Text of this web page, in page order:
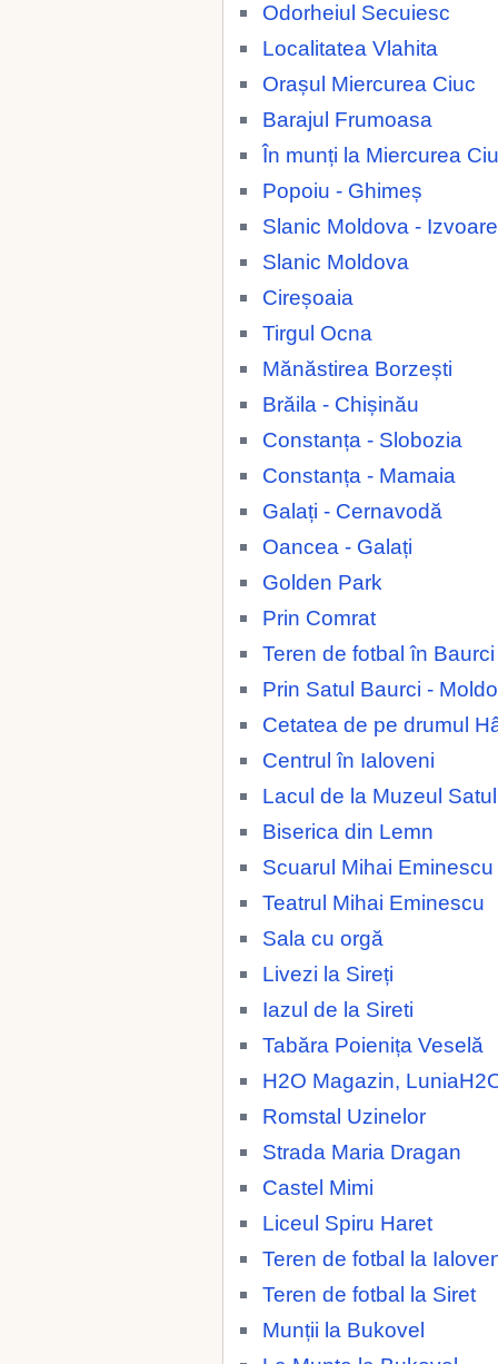
Odorheiul Secuiesc
Localitatea Vlahita
Orașul Miercurea Ciuc
Barajul Frumoasa
În munți la Miercurea
Popoiu - Ghimeș
Slanic Moldova - Izvoare
Slanic Moldova
Cireșoaia
Tirgul Ocna
Mănăstirea Borzești
Brăila - Chișinău
Constanța - Slobozia
Constanța - Mamaia
Galați - Cernavodă
Oancea - Galați
Golden Park
Prin Comrat
Teren de fotbal în
Prin Satul Baurci -
Cetatea de pe drumul
Centrul în Ialoveni
Lacul de la Muzeul
Biserica din Lemn
Scuarul Mihai Eminescu
Teatrul Mihai Eminescu
Sala cu orgă
Livezi la Sireți
Iazul de la Sireti
Tabăra Poienița Veselă
H2O Magazin,
Romstal Uzinelor
Strada Maria Dragan
Castel Mimi
Liceul Spiru Haret
Teren de fotbal la
Teren de fotbal la Siret
Munții la Bukovel